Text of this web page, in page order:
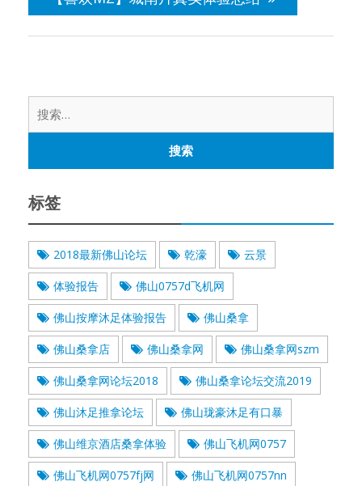
标签
2018最新佛山论坛 乾濠 云景
体验报告 佛山0757d飞机网
佛山按摩沐足体验报告 佛山桑拿
佛山桑拿店 佛山桑拿网 佛山桑拿网szm
佛山桑拿网论坛2018 佛山桑拿论坛交流2019
佛山沐足推拿论坛 佛山珑豪沐足有口暴
佛山维京酒店桑拿体验 佛山飞机网0757
佛山飞机网0757fj网 佛山飞机网0757nn